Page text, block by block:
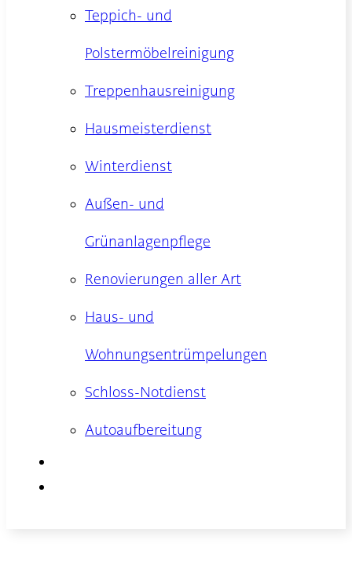
Teppich- und
Polstermöbelreinigung
Treppenhausreinigung
Hausmeisterdienst
Winterdienst
Außen- und
Grünanlagenpflege
Renovierungen aller Art
Haus- und
Wohnungsentrümpelungen
Schloss-Notdienst
Autoaufbereitung